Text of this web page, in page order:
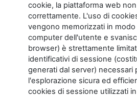
cookie, la piattaforma web
correttamente. L'uso di
vengono memorizzati in
computer dell'utente e
browser) è strettamente
identificativi di sessione
generati dal server) necessari
l'esplorazione sicura ed
cookies di sessione utilizzati